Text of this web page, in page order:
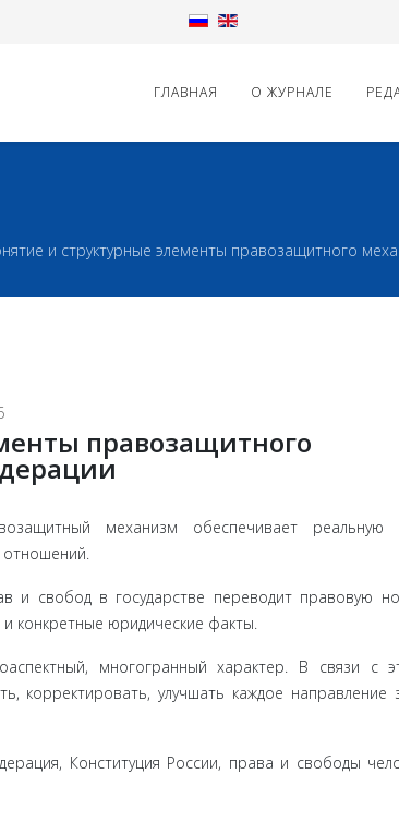
ГЛАВНАЯ О ЖУРНАЛЕ
и структурные элементы правозащитного
правозащитного
механизм обеспечивает реальную
отношений.
и свобод в государстве переводит правовую
конкретные юридические факты.
многогранный характер. В связи с
корректировать, улучшать каждое направление
Конституция России, права и свободы